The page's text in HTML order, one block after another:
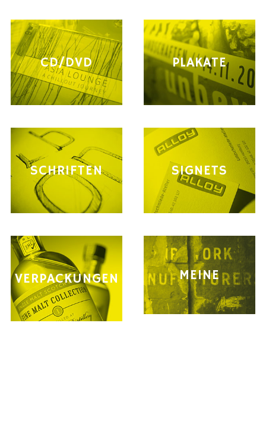
CD/DVD PLAKATE
SCHRIFTEN SIGNETS
VERPACKUNGEN MEINE